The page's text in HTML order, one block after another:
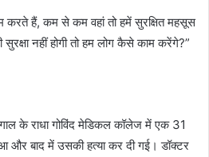
करते हैं, कम से कम वहां तो हमें सुरक्षित महसूस
सुरक्षा नहीं होगी तो हम लोग कैसे काम करेंगे?”
के राधा गोविंद मेडिकल कॉलेज में एक 31
और बाद में उसकी हत्या कर दी गई। डॉक्टर